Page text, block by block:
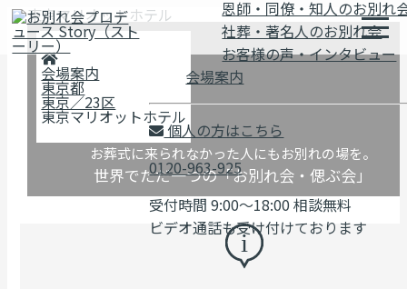
恩師・同僚・知人のお別れ
社葬・著名人のお別れ会
お客様の声・インタビュー
会場案内
個人の方はこちら
0120-963-925
受付時間 9:00～18:00 相談無料
ビデオ通話も受け付けております
東京マリオットホテル
会場案内
東京都
東京／23区
東京マリオットホテル
お葬式に来られなかった人にもお別れの場を。
世界でただ一つの「お別れ会・偲ぶ会」